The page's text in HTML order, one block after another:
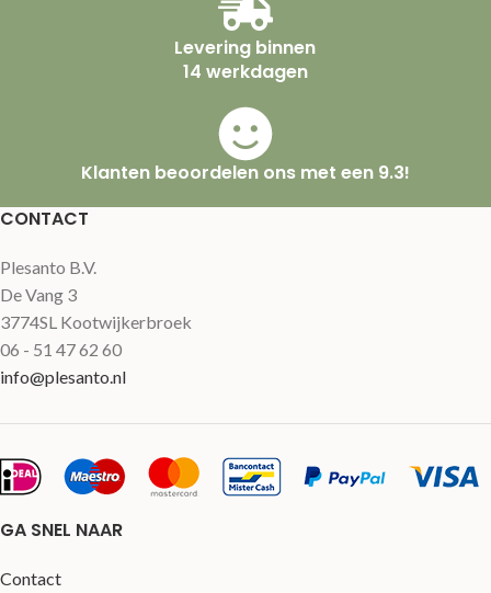
Levering binnen
14 werkdagen
Klanten beoordelen ons met een 9.3!
CONTACT
Plesanto B.V.
De Vang 3
3774SL Kootwijkerbroek
06 - 51 47 62 60
info@plesanto.nl
GA SNEL NAAR
Contact